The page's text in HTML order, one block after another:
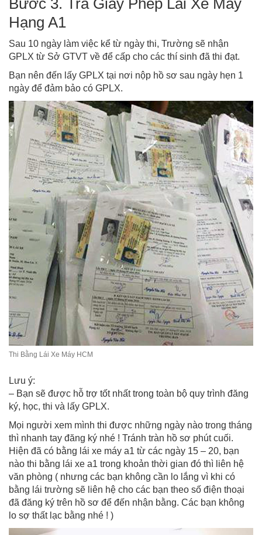
Hạng A1
Sau 10 ngày làm việc kể từ ngày thi, Trường sẽ nhận
GPLX từ Sở GTVT về để cấp cho các thí sinh đã thi đạt.
Bạn nên đến lấy GPLX tại nơi nộp hồ sơ sau ngày hẹn 1
ngày để đảm bảo có GPLX.
Thi Bằng Lái Xe Máy HCM
Lưu ý:
– Bạn sẽ được hỗ trợ tốt nhất trong toàn bộ quy trình đăng
ký, học, thi và lấy GPLX.
Mọi người xem mình thi được những ngày nào trong tháng
thì nhanh tay đăng ký nhé ! Tránh tràn hồ sơ phút cuối.
Hiện đã có bằng lái xe máy a1 từ các ngày 15 – 20, bạn
nào thi bằng lái xe a1 trong khoản thời gian đó thì liên hệ
văn phòng ( nhưng các bạn không cần lo lắng vì khi có
bằng lái trường sẽ liên hệ cho các bạn theo số điện thoại
đã đăng ký trên hồ sơ để đến nhận bằng. Các bạn không
lo sợ thất lạc bằng nhé ! )